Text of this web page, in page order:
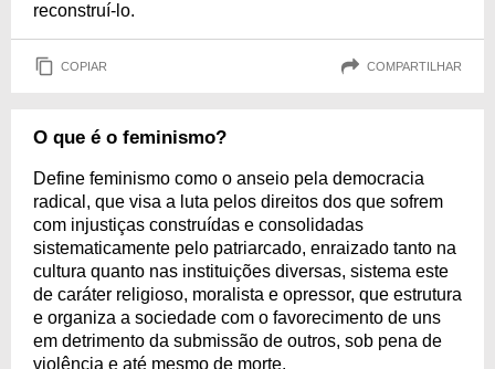
reconstruí-lo.
COPIAR COMPARTILHAR
O que é o feminismo?
Define feminismo como o anseio pela democracia
radical, que visa a luta pelos direitos dos que sofrem
com injustiças construídas e consolidadas
sistematicamente pelo patriarcado, enraizado tanto na
cultura quanto nas instituições diversas, sistema este
de caráter religioso, moralista e opressor, que estrutura
e organiza a sociedade com o favorecimento de uns
em detrimento da submissão de outros, sob pena de
violência e até mesmo de morte.